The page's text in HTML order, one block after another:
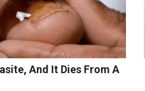
And It Dies From A